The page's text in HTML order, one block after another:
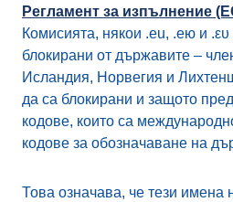
Регламент за изпълнение
Комисията, някои .eu, .ею и
блокирани от държавите –
Исландия, Норвегия и
да са блокирани и защото
кодове, които са
кодове за обозначаване на
Това означава, че тези имена